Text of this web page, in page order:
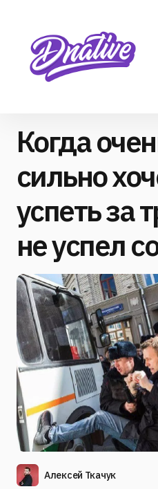
Когда
сильно
успеть за
не успел
Алексей Ткачук